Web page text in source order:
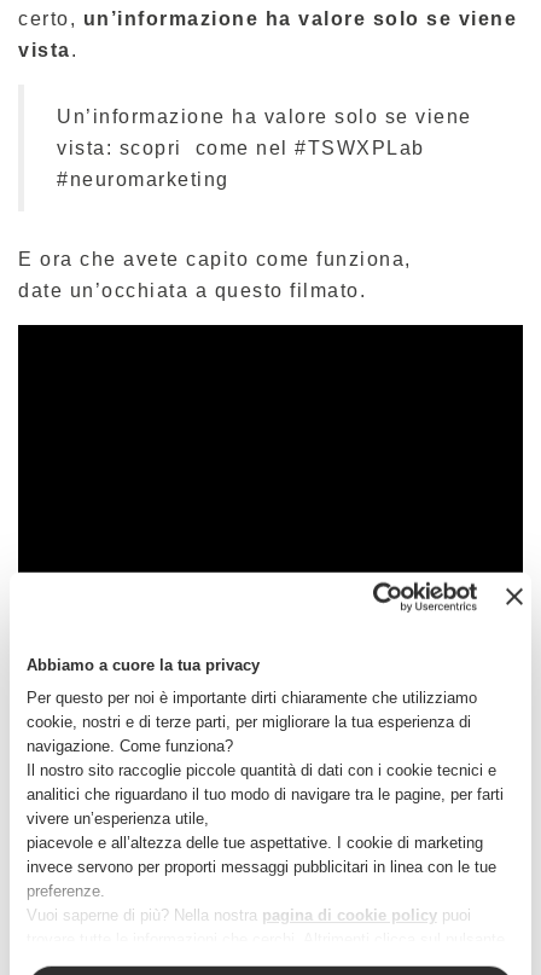
Abbiamo a cuore la tua privacy
Per questo per noi è importante dirti chiaramente che utilizziamo
cookie, nostri e di terze parti, per migliorare la tua esperienza di
navigazione. Come funziona?
Il nostro sito raccoglie piccole quantità di dati con i cookie tecnici e
analitici che riguardano il tuo modo di navigare tra le pagine, per farti
vivere un’esperienza utile,
piacevole e all’altezza delle tue aspettative. I cookie di marketing
invece servono per proporti messaggi pubblicitari in linea con le tue
preferenze.
Vuoi saperne di più? Nella nostra pagina di cookie policypuoi
“Personalizza”.
certo, un’informazione ha valore solo se viene
vista.
Un’informazione ha valore solo se viene
vista: scopri come nel #TSWXPLab
#neuromarketing
E ora che avete capito come funziona,
date un’occhiata a questo filmato.